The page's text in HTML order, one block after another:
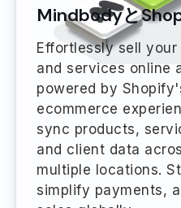
Mindbodyと
Effortlessly sell
and services online
powered by
ecommerce
sync products,
and client data
multiple locations.
simplify payments,